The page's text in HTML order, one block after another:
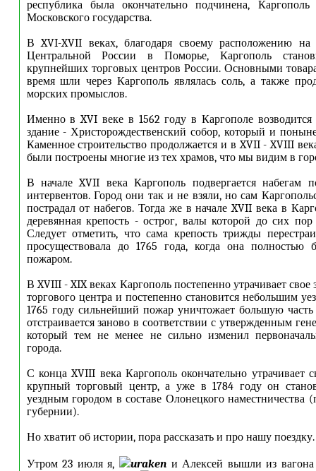
республика была окончательно подчинена,
Московского государства.
В XVI-XVII веках, благодаря своему расположению
Центральной России в Поморье, Каргополь
крупнейших торговых центров России. Основными
время шли через Каргополь являлась соль, а также
морских промыслов.
Именно в XVI веке в 1562 году в Каргополе возводится
здание - Христорождественский собор, который и
Каменное строительство продолжается и в XVII - XVIII
были построены многие из тех храмов, что мы видим в
В начале XVII века Каргополь подвергается набегам
интервентов. Город они так и не взяли, но сам
пострадал от набегов. Тогда же в начале XVII века в
деревянная крепость - острог, валы которой до сих
Следует отметить, что сама крепость трижды
просуществовала до 1765 года, когда она полностью
пожаром.
В XVIII - XIX веках Каргополь постепенно утрачивает свое
торгового центра и постепенно становится небольшим
1765 году сильнейший пожар уничтожает большую часть
отстраивается заново в соответствии с утвержденным
который тем не менее не сильно изменил
города.
С конца XVIII века Каргополь окончательно утрачивает
крупный торговый центр, а уже в 1784 году он
уездным городом в составе Олонецкого наместничества
губернии).
Но хватит об истории, пора рассказать и про нашу поездку.
Утром 23 июля я, urakenи Алексей вышли из вагона